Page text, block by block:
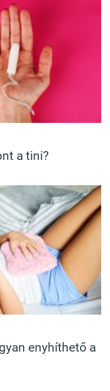
a tini?
enyhíthető a